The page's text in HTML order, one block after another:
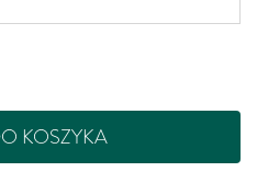
KOSZYKA